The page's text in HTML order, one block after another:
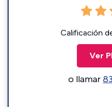
Calificación
Ver
o llamar